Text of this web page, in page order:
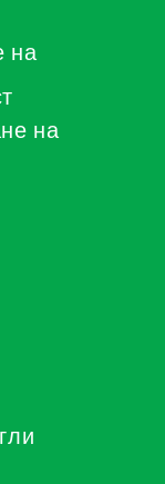
на
на